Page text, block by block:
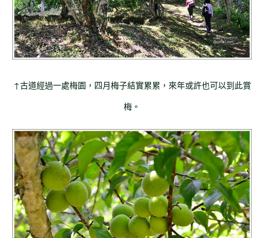
↑古道經過一處梅園，四月梅子結實累累，來年或許也可以到此賞
梅。